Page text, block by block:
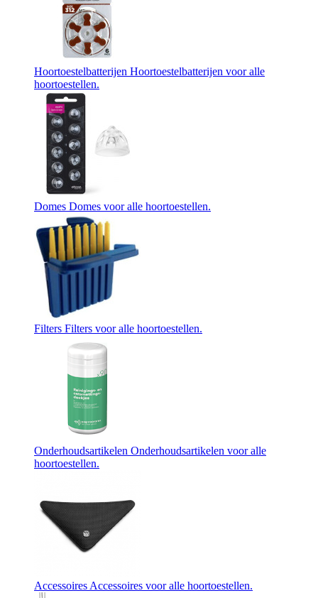
Hoortoestelbatterijen Hoortoestelbatterijen voor alle
hoortoestellen.
Domes Domes voor alle hoortoestellen.
Filters Filters voor alle hoortoestellen.
Onderhoudsartikelen Onderhoudsartikelen voor alle
hoortoestellen.
Accessoires Accessoires voor alle hoortoestellen.